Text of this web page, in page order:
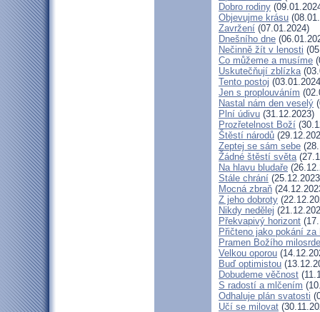
Dobro rodiny
Objevujme krásu
Zavržení (07.01.2024)
Dnešního dne
Nečinně žít v lenosti
Co můžeme a musíme
Uskutečňují zblízka
Tento postoj
Jen s proplouváním
Nastal nám den veselý
Plní údivu (31.12.2023)
Prozřetelnost Boží
Štěstí národů
Zeptej se sám sebe
Žádné štěstí světa
Na hlavu bludaře
Stále chrání
Mocná zbraň
Z jeho dobroty
Nikdy nedělej
Překvapivý horizont
Přičteno jako pokání za
Pramen Božího
Velkou oporou
Buď optimistou
Dobudeme věčnost
S radostí a mlčením
Odhaluje plán svatosti
Učí se milovat